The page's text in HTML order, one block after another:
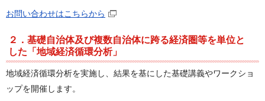
お問い合わせはこちらから
２．基礎自治体及び複数自治体に跨る経済圏等を単位と
した「地域経済循環分析」
地域経済循環分析を実施し、結果を基にした基礎講義やワークショ
ップを開催します。